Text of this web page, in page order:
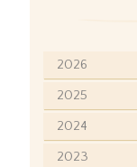
2026
2025
2024
2023